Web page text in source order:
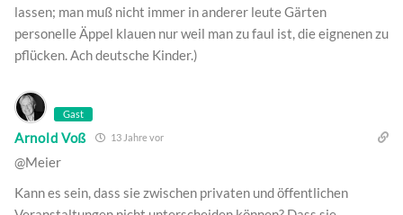
lassen; man muß nicht immer in anderer leute Gärten
personelle Äppel klauen nur weil man zu faul ist, die eignenen zu
pflücken. Ach deutsche Kinder.)
Gast
Arnold Voß 13 Jahre vor
@Meier
Kann es sein, dass sie zwischen privaten und öffentlichen